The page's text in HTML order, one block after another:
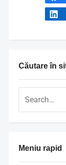
Căutare în
Meniu rapid